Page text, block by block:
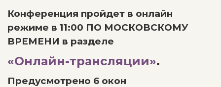
Конференция пройдет в онлайн
режиме в 11:00 ПО МОСКОВСКОМУ
ВРЕМЕНИ в разделе
«Онлайн-трансляции».
Предусмотрено 6 окон